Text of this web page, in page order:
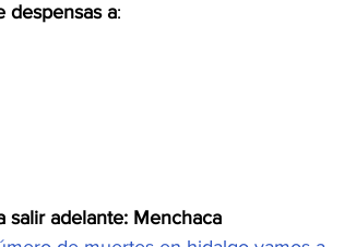
despensas a:
salir adelante: Menchaca